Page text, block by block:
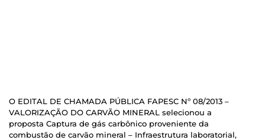
O EDITAL DE CHAMADA PÚBLICA FAPESC Nº 08/2013 –
VALORIZAÇÃO DO CARVÃO MINERAL selecionou a
proposta Captura de gás carbônico proveniente da
combustão de carvão mineral – Infraestrutura laboratorial,